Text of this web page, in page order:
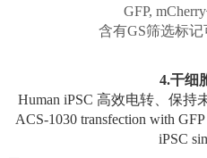
GFP,
含有GS筛选标
4.干细
Human iPSC 高效电转、保
ACS-1030 transfection with
iPSC